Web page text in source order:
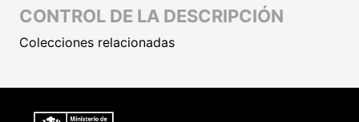
CONTROL DE LA DESCRIPCIÓN
Colecciones relacionadas